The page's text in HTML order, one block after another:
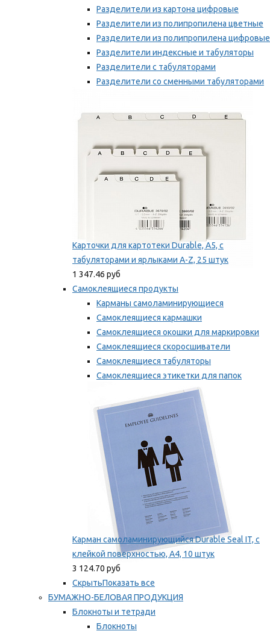
Разделители из картона цифровые
Разделители из полипропилена цветные
Разделители из полипропилена цифровые
Разделители индексные и табуляторы
Разделители с табуляторами
Разделители со сменными табуляторами
Карточки для картотеки Durable, A5, с
табуляторами и ярлыками A-Z, 25 штук
1 347.46 руб
Самоклеящиеся продукты
Карманы самоламинирующиеся
Самоклеящиеся кармашки
Самоклеящиеся окошки для маркировки
Самоклеящиеся скоросшиватели
Самоклеящиеся табуляторы
Самоклеящиеся этикетки для папок
Таблички для маркировки
Мы рекомендуем
Карман самоламинирующийся Durable Seal IT, с
клейкой поверхностью, A4, 10 штук
3 124.70 руб
СкрытьПоказать все
БУМАЖНО-БЕЛОВАЯ ПРОДУКЦИЯ
Блокноты и тетради
Блокноты